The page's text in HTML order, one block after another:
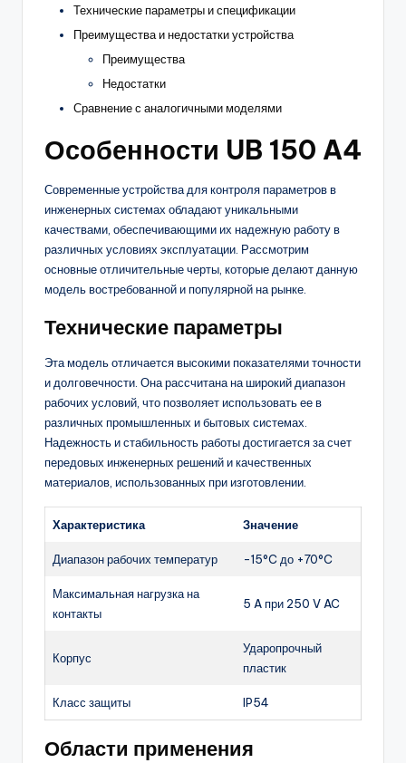
Технические параметры и спецификации
Преимущества и недостатки устройства
Преимущества
Недостатки
Сравнение с аналогичными моделями
Особенности UB 150 A4
Современные устройства для контроля параметров в
инженерных системах обладают уникальными
качествами, обеспечивающими их надежную работу в
различных условиях эксплуатации. Рассмотрим
основные отличительные черты, которые делают данную
модель востребованной и популярной на рынке.
Технические параметры
Эта модель отличается высокими показателями точности
и долговечности. Она рассчитана на широкий диапазон
рабочих условий, что позволяет использовать ее в
различных промышленных и бытовых системах.
Надежность и стабильность работы достигается за счет
передовых инженерных решений и качественных
материалов, использованных при изготовлении.
Характеристика Значение
Диапазон рабочих температур -15°C до +70°C
Максимальная нагрузка на
контакты
5 A при 250 V AC
Корпус
Ударопрочный
пластик
Класс защиты IP54
Области применения